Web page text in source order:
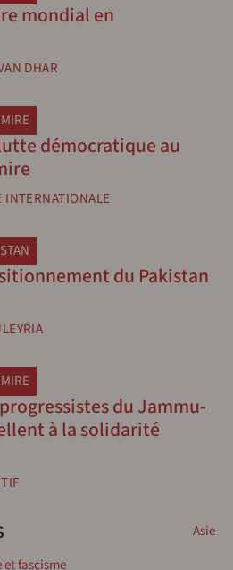
mondial en
DHAR
démocratique au
INTERNATIONALE
du Pakistan
du Jammu-
à la solidarité
Asie
fascisme